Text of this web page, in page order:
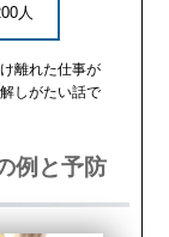
人
離れた仕事が
しがたい話で
例と予防